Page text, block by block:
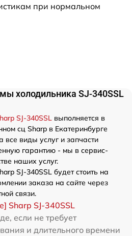
при нормальном
холодильника SJ-340SSL
SJ-340SSL выполняется в
сц Sharp в Екатеринбурге
виды услуг и запчасти
гарантию - мы в сервис-
наших услуг.
SJ-340SSL будет стоить на
заказа на сайте через
связи.
Sharp SJ-340SSL
если не требует
и длительного времени